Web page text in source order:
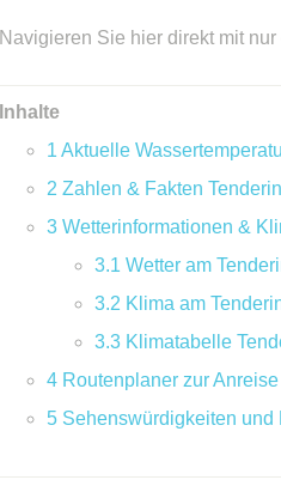
Navigieren Sie hier direkt mit
Inhalte
1 Aktuelle
2 Zahlen & Fakten
3 Wetterinformationen &
3.1 Wetter am
3.2 Klima am
3.3 Klimatabelle
4 Routenplaner zur Anreise
5 Sehenswürdigkeiten und